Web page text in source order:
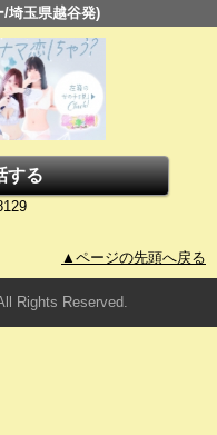
埼玉県越谷発)
する
▲ページの先頭へ戻る
Rights Reserved.